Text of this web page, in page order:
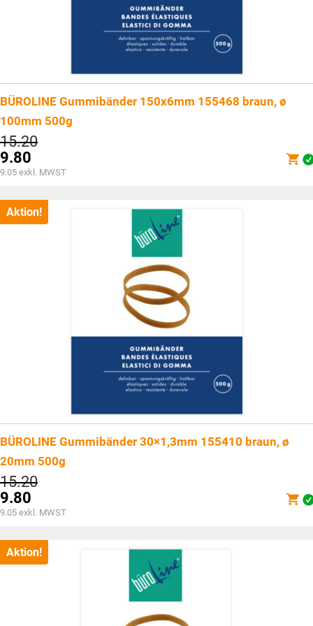
BÜROLINE Gummibänder 150x6mm 155468 braun, ø
100mm 500g
15.20Ursprünglicher
war:
CHF15.20
9.80
Aktueller
ist:
CHF9.80.
9.05 exkl. MWST
Aktion!
BÜROLINE Gummibänder 30×1,3mm 155410 braun, ø
20mm 500g
15.20Ursprünglicher
war:
CHF15.20
9.80
Aktueller
ist:
CHF9.80.
9.05 exkl. MWST
Aktion!